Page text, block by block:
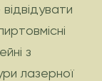
відвідувати
з
лазерної